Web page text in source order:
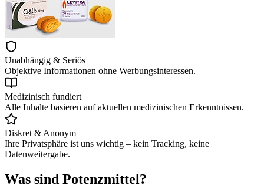
Unabhängig & Seriös
Objektive Informationen ohne Werbungsinteressen.
Medizinisch fundiert
Alle Inhalte basieren auf aktuellen medizinischen Erkenntnissen.
Diskret & Anonym
Ihre Privatsphäre ist uns wichtig – kein Tracking, keine
Datenweitergabe.
Was sind Potenzmittel?